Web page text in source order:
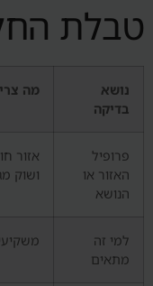
טבלת
נושא
בדיקה
מה
פרופיל
האזור או
הנושא
אזור
ושוק
למי זה
מתאים